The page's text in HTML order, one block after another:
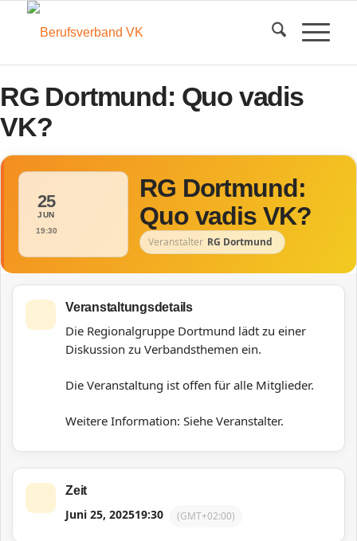
RG Dortmund: Quo vadis
VK?
25
JUN
19:30
RG Dortmund:
Quo vadis VK?
Veranstalter RG Dortmund
Veranstaltungsdetails
Die Regionalgruppe Dortmund lädt zu einer
Diskussion zu Verbandsthemen ein.
Die Veranstaltung ist offen für alle Mitglieder.
Weitere Information: Siehe Veranstalter.
Zeit
Juni 25, 202519:30 (GMT+02:00)